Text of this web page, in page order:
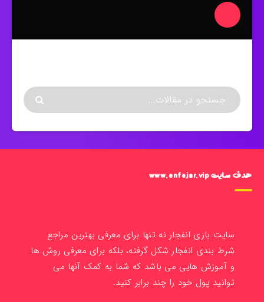
هدف سایت www.enfejar.vip
سایت بازی انفجار نه تنها برای معرفی بهترین مراجع
شرط بندی انفجار شکل گرفته، بلکه برای معرفی روش ها
و آموزش هایی می باشد که شما به کمک آنها می
توانید پول خود را چند برابر کنید.